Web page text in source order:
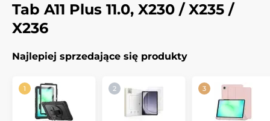
Tab A11 Plus 11.0, X230 / X235 /
X236
Najlepiej sprzedające się produkty